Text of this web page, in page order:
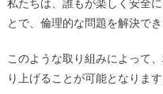
とで、倫理的な問題を解決で
このような取り組みによって
り上げることが可能となります